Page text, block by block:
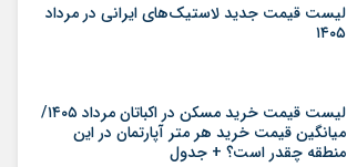
لیست قیمت جدید لاستیک‌های ایرانی در مرداد
۱۴۰۵
لیست قیمت خرید مسکن در اکباتان مرداد ۱۴۰۵/
میانگین قیمت خرید هر متر آپارتمان در این
منطقه چقدر است؟ + جدول